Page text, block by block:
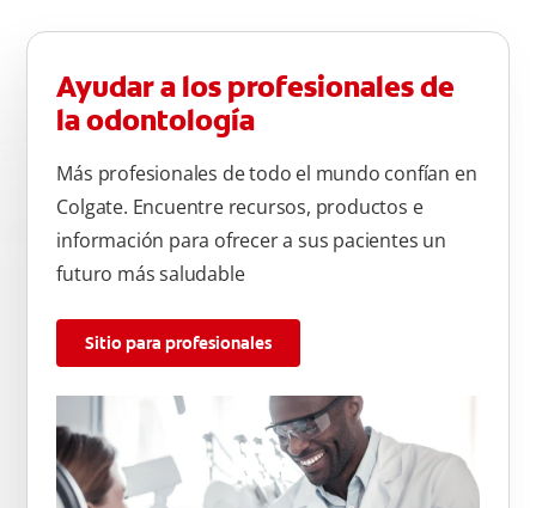
Ayudar a los profesionales de
la odontología
Más profesionales de todo el mundo confían en
Colgate. Encuentre recursos, productos e
información para ofrecer a sus pacientes un
futuro más saludable
Sitio para profesionales